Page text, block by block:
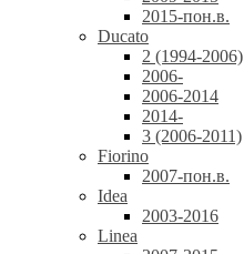
2015-пон.в.
Ducato
2 (1994-2006)
2006-
2006-2014
2014-
3 (2006-2011)
Fiorino
2007-пон.в.
Idea
2003-2016
Linea